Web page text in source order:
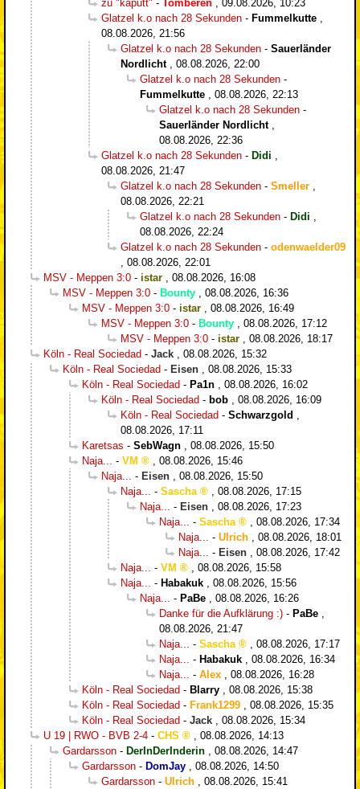
zu "kaputt" - Tomberen
09.08.2026, 10:23
Glatzel k.o nach 28 Sekunden - Fummelkutte
08.08.2026, 21:56
Glatzel k.o nach 28 Sekunden - Sauerländer
Nordlicht
08.08.2026, 22:00
Glatzel k.o nach 28 Sekunden -
Fummelkutte
08.08.2026, 22:13
Glatzel k.o nach 28 Sekunden -
Sauerländer Nordlicht
08.08.2026, 22:36
Glatzel k.o nach 28 Sekunden - Didi
08.08.2026, 21:47
Glatzel k.o nach 28 Sekunden - Smeller
08.08.2026, 22:21
Glatzel k.o nach 28 Sekunden - Didi
08.08.2026, 22:24
Glatzel k.o nach 28 Sekunden - odenwaelder09
08.08.2026, 22:01
MSV - Meppen 3:0 - istar
08.08.2026, 16:08
MSV - Meppen 3:0 - Bounty
08.08.2026, 16:36
MSV - Meppen 3:0 - istar
08.08.2026, 16:49
MSV - Meppen 3:0 - Bounty
08.08.2026, 17:12
MSV - Meppen 3:0 - istar
08.08.2026, 18:17
Köln - Real Sociedad - Jack
08.08.2026, 15:32
Köln - Real Sociedad - Eisen
08.08.2026, 15:33
Köln - Real Sociedad - Pa1n
08.08.2026, 16:02
Köln - Real Sociedad - bob
08.08.2026, 16:09
Köln - Real Sociedad - Schwarzgold
08.08.2026, 17:11
Karetsas - SebWagn
08.08.2026, 15:50
Naja...
- VM
08.08.2026, 15:46
Naja...
- Eisen
08.08.2026, 15:50
Naja...
- Sascha
08.08.2026, 17:15
Naja...
- Eisen
08.08.2026, 17:23
Naja...
- Sascha
08.08.2026, 17:34
Naja...
- Ulrich
08.08.2026, 18:01
Naja...
- Eisen
08.08.2026, 17:42
Naja...
- VM
08.08.2026, 15:58
Naja...
- Habakuk
08.08.2026, 15:56
Naja...
- PaBe
08.08.2026, 16:26
Danke für die Aufklärung :) - PaBe
08.08.2026, 21:47
Naja...
- Sascha
08.08.2026, 17:17
Naja...
- Habakuk
08.08.2026, 16:34
Naja...
- Alex
08.08.2026, 16:28
Köln - Real Sociedad - Blarry
08.08.2026, 15:38
Köln - Real Sociedad - Frank1299
08.08.2026, 15:35
Köln - Real Sociedad - Jack
08.08.2026, 15:34
U 19 | RWO - BVB 2-4 - CHS
08.08.2026, 14:13
Gardarsson - DerInDerInderin
08.08.2026, 14:47
Gardarsson - DomJay
08.08.2026, 14:50
Gardarsson - Ulrich
08.08.2026, 15:41